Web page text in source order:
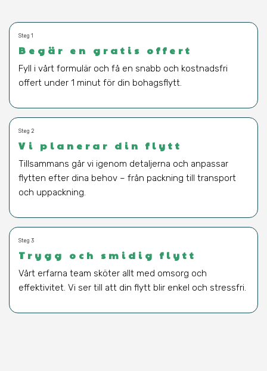
Steg 1
Begär en gratis offert
Fyll i vårt formulär och få en snabb och kostnadsfri
offert under 1 minut för din bohagsflytt.
Steg 2
Vi planerar din flytt
Tillsammans går vi igenom detaljerna och anpassar
flytten efter dina behov – från packning till transport
och uppackning.
Steg 3
Trygg och smidig flytt
Vårt erfarna team sköter allt med omsorg och
effektivitet. Vi ser till att din flytt blir enkel och stressfri.